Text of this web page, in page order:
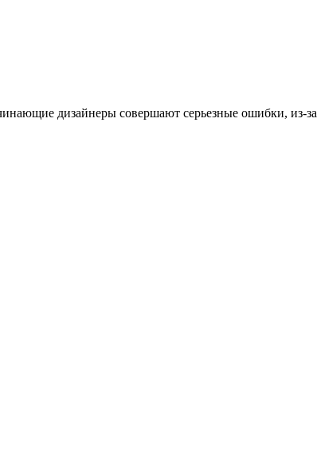
дизайнеры совершают серьезные ошибки, из-